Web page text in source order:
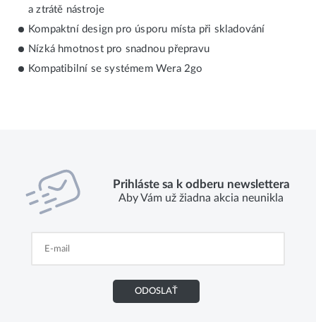
a ztrátě nástroje
Kompaktní design pro úsporu místa při skladování
Nízká hmotnost pro snadnou přepravu
Kompatibilní se systémem Wera 2go
Prihláste sa k odberu newslettera
Aby Vám už žiadna akcia neunikla
ODOSLAŤ